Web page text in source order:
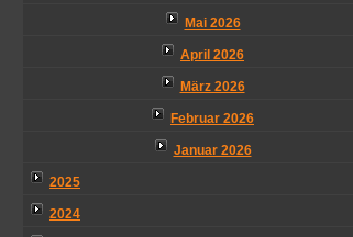
Mai 2026
April 2026
März 2026
Februar 2026
Januar 2026
2025
2024